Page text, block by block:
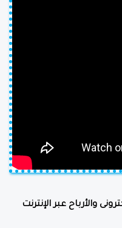
والأرباح عبر الإنترنت